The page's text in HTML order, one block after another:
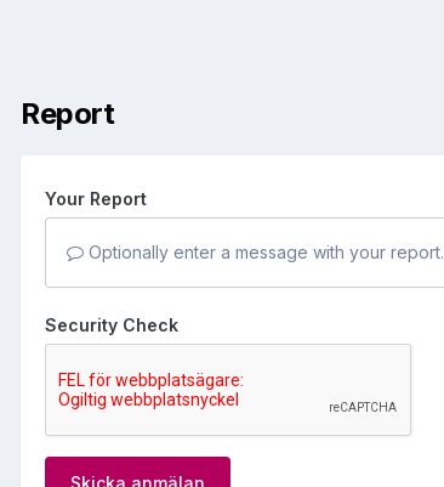
Report
Your Report
Optionally enter a message with your report.
Security Check
Skicka anmälan